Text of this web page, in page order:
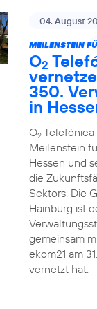
04. August
MEILENSTEIN
O2
350.
in
O2Telefónica
Meilenstein
Hessen und
die
Sektors. Die
Hainburg ist
gemeinsam
ekom21 am
vernetzt hat.